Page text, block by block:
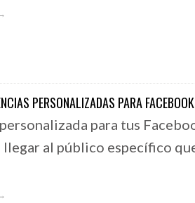
PERSONALIZADAS PARA
para tus
llegar al público específico